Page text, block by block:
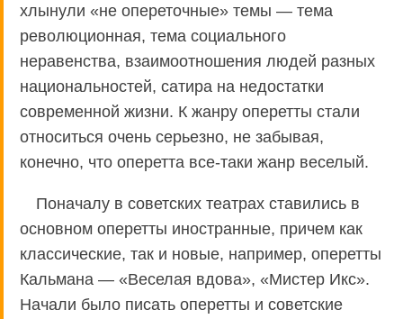
хлынули «не опереточные» темы — тема
революционная, тема социального
неравенства, взаимоотношения людей разных
национальностей, сатира на недостатки
современной жизни. К жанру оперетты стали
относиться очень серьезно, не забывая,
конечно, что оперетта все-таки жанр веселый.
Поначалу в советских театрах ставились в
основном оперетты иностранные, причем как
классические, так и новые, например, оперетты
Кальмана — «Веселая вдова», «Мистер Икс».
Начали было писать оперетты и советские